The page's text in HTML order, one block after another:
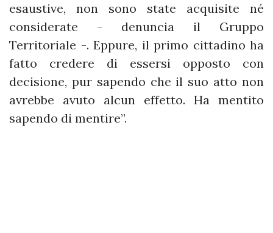
esaustive, non sono state acquisite né
considerate - denuncia il Gruppo
Territoriale -. Eppure, il primo cittadino ha
fatto credere di essersi opposto con
decisione, pur sapendo che il suo atto non
avrebbe avuto alcun effetto. Ha mentito
sapendo di mentire”.